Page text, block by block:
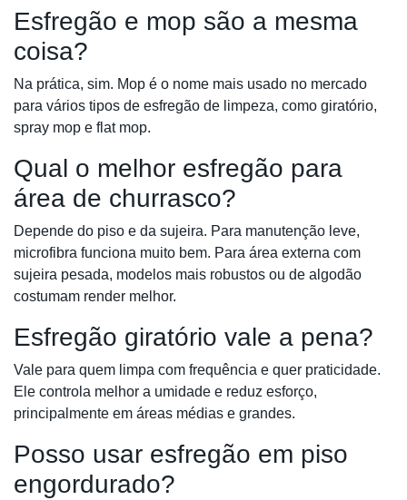
Esfregão e mop são a mesma
coisa?
Na prática, sim. Mop é o nome mais usado no mercado
para vários tipos de esfregão de limpeza, como giratório,
spray mop e flat mop.
Qual o melhor esfregão para
área de churrasco?
Depende do piso e da sujeira. Para manutenção leve,
microfibra funciona muito bem. Para área externa com
sujeira pesada, modelos mais robustos ou de algodão
costumam render melhor.
Esfregão giratório vale a pena?
Vale para quem limpa com frequência e quer praticidade.
Ele controla melhor a umidade e reduz esforço,
principalmente em áreas médias e grandes.
Posso usar esfregão em piso
engordurado?